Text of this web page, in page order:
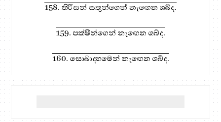
158. තිරිසන් සතුන්ගෙන් නැඟෙන ශබ්ද.
159. පක්ෂීන්ගෙන් නැඟෙන ශබ්ද.
160. සොබාදහමෙන් නැඟෙන ශබ්ද.